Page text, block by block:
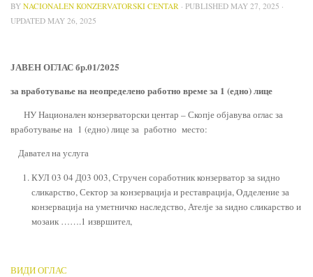
BY NACIONALEN KONZERVATORSKI CENTAR · PUBLISHED MAY 27, 2025 ·
UPDATED MAY 26, 2025
ЈАВЕН ОГЛАСбр.01/2025
за вработување на неопределено работно време за 1 (едно) лице
НУ Национален конзерваторски центар – Скопје објавува оглас за
вработување на 1 (едно) лице за работно место:
Давател на услуга
КУЛ 03 04 Д03 003, Стручен соработник конзерватор за ѕидно
сликарство, Сектор за конзервација и реставрација, Oдделение за
конзервација на уметничко наследство, Ателје за ѕидно сликарство и
мозаик …….1 извршител,
ВИДИ ОГЛАС